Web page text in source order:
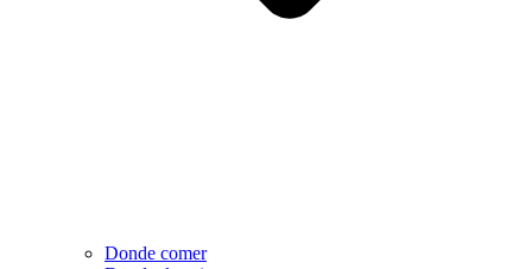
Donde comer